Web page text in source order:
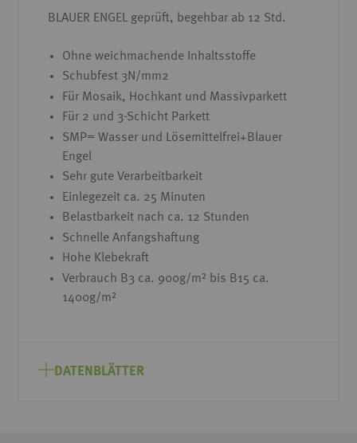
BLAUER ENGEL geprüft, begehbar ab 12 Std.
Ohne weichmachende Inhaltsstoffe
Schubfest 3N/mm2
Für Mosaik, Hochkant und Massivparkett
Für 2 und 3-Schicht Parkett
SMP= Wasser und Lösemittelfrei+Blauer
Engel
Sehr gute Verarbeitbarkeit
Einlegezeit ca. 25 Minuten
Belastbarkeit nach ca. 12 Stunden
Schnelle Anfangshaftung
Hohe Klebekraft
Verbrauch B3 ca. 900g/m² bis B15 ca.
1400g/m²
DATENBLÄTTER